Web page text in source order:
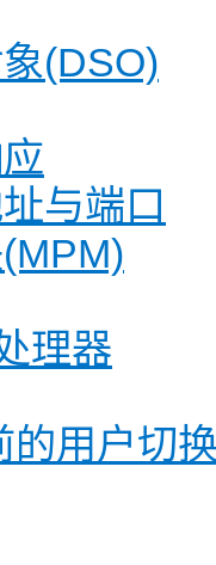
(DSO)
与端口
理器
的用户切